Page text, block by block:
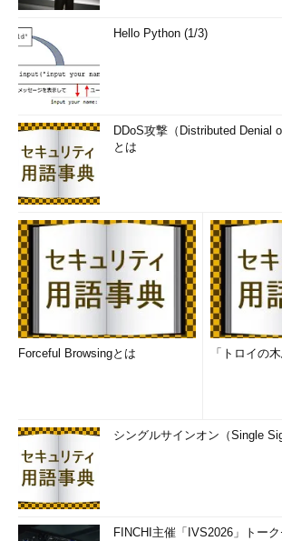
Hello Python (1/3)
DDoS攻撃（Distributed Denial
とは
Forceful Browsingとは 「トロイの
シングルサインオン（Single
FINCHI主催「IVS2026」トー